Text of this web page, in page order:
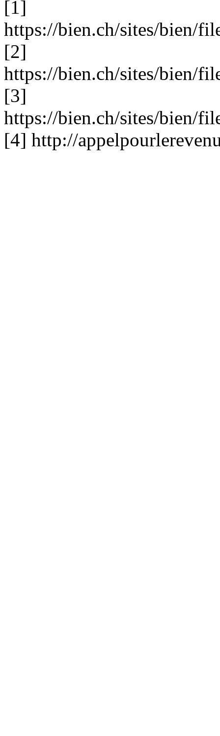
[1]
https://bien.ch/sites/bien/
[2]
https://bien.ch/sites/bien/
[3]
https://bien.ch/sites/bien/
[4] http://